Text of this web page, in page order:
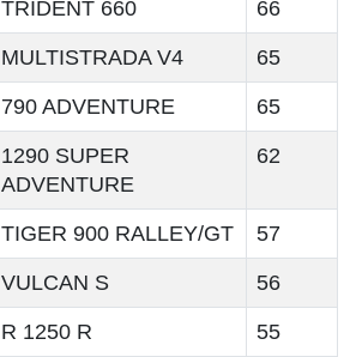
TRIDENT 660 66
MULTISTRADA V4 65
790 ADVENTURE 65
1290 SUPER
ADVENTURE
62
TIGER 900 RALLEY/GT 57
VULCAN S 56
R 1250 R 55